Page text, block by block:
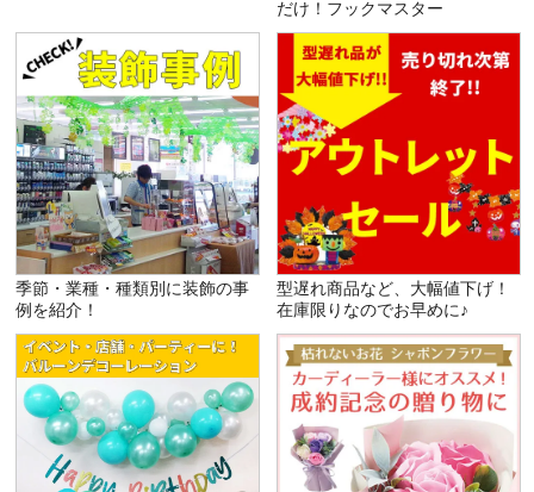
だけ！フックマスター
季節・業種・種類別に装飾の事
例を紹介！
型遅れ商品など、大幅値下げ！
在庫限りなのでお早めに♪